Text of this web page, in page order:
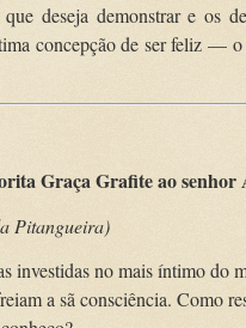
deseja demonstrar e os
concepção de ser feliz —
Graça Grafite ao
Pitangueira)
investidas no mais íntimo do
a sã consciência. Como